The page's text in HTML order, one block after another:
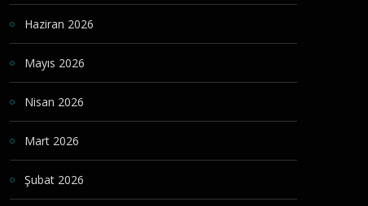
Haziran 2026
Mayıs 2026
Nisan 2026
Mart 2026
Şubat 2026